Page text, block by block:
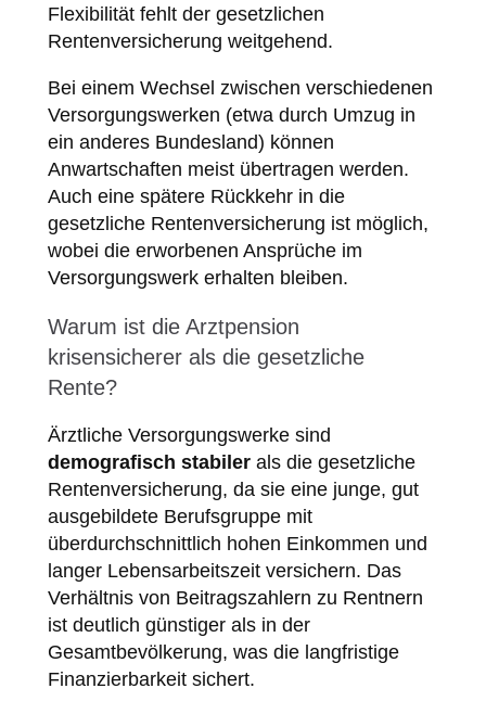
Flexibilität fehlt der gesetzlichen
Rentenversicherung weitgehend.
Bei einem Wechsel zwischen verschiedenen
Versorgungswerken (etwa durch Umzug in
ein anderes Bundesland) können
Anwartschaften meist übertragen werden.
Auch eine spätere Rückkehr in die
gesetzliche Rentenversicherung ist möglich,
wobei die erworbenen Ansprüche im
Versorgungswerk erhalten bleiben.
Warum ist die Arztpension
krisensicherer als die gesetzliche
Rente?
Ärztliche Versorgungswerke sind
demografisch stabilerals die gesetzliche
Rentenversicherung, da sie eine junge, gut
ausgebildete Berufsgruppe mit
überdurchschnittlich hohen Einkommen und
langer Lebensarbeitszeit versichern. Das
Verhältnis von Beitragszahlern zu Rentnern
ist deutlich günstiger als in der
Gesamtbevölkerung, was die langfristige
Finanzierbarkeit sichert.